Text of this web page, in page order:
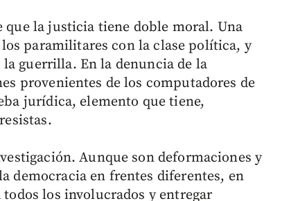
que la justicia tiene doble moral. Una
paramilitares con la clase política, y
guerrilla. En la denuncia de la
provenientes de los computadores de
jurídica, elemento que tiene,
Aunque son deformaciones y
democracia en frentes diferentes, en
los involucrados y entregar